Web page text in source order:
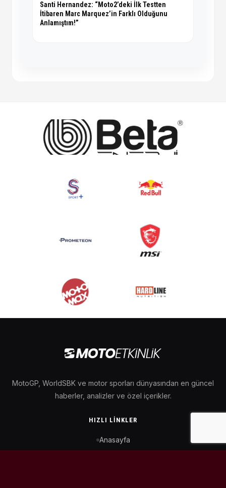
Santi Hernandez: “Moto2’deki İlk Testten
İtibaren Marc Marquez’in Farklı Olduğunu
Anlamıştım!”
MotoGP, WorldSBK ve motor sporları dünyasından en güncel
haberler, analizler ve özel içerikler.
HIZLI LINKLER
Anasayfa